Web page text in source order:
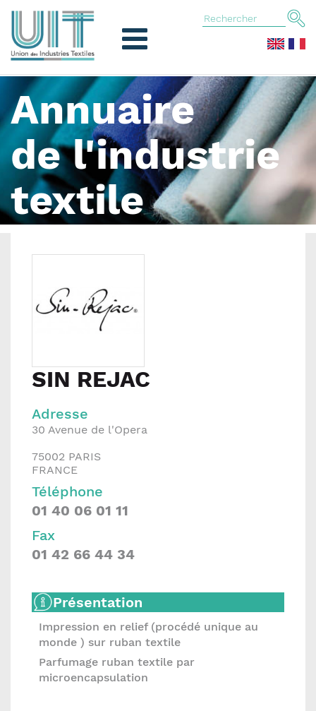
Annuaire
de l'industrie
textile
SIN REJAC
Adresse
30 Avenue de l'Opera
75002 PARIS
FRANCE
Téléphone
01 40 06 01 11
Fax
01 42 66 44 34
Présentation
Impression en relief (procédé unique au
monde ) sur ruban textile
Parfumage ruban textile par
microencapsulation